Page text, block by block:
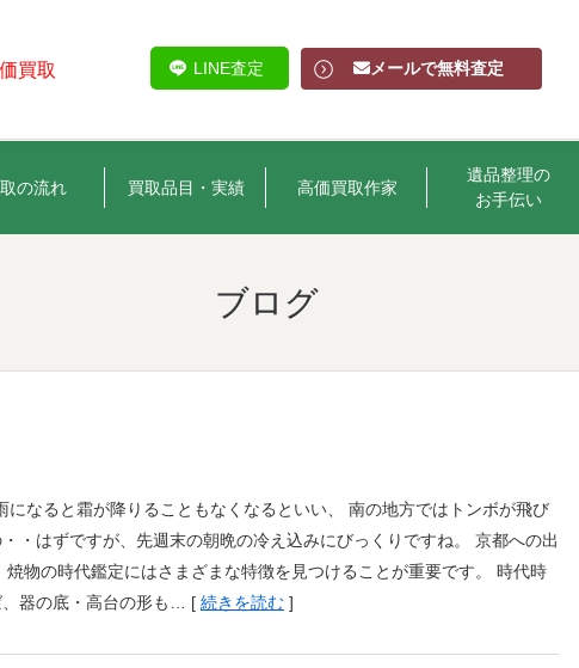
買取 LINE査定 メールで無料査定
の流れ 買取品目・実績 高価買取作家
遺品整理の
お手伝い
ブログ
なると霜が降りることもなくなるといい、 南の地方ではトンボが飛び
・はずですが、先週末の朝晩の冷え込みにびっくりですね。 京都への出
物の時代鑑定にはさまざまな特徴を見つけることが重要です。 時代時
、器の底・高台の形も… [ 続きを読む ]